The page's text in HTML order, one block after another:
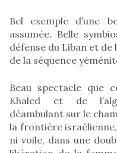
Bel exemple d’une
assumée. Belle
défense du Liban et
de la séquence
Beau spectacle que
Khaled et de
déambulant sur le
la frontière
ni voile, dans une